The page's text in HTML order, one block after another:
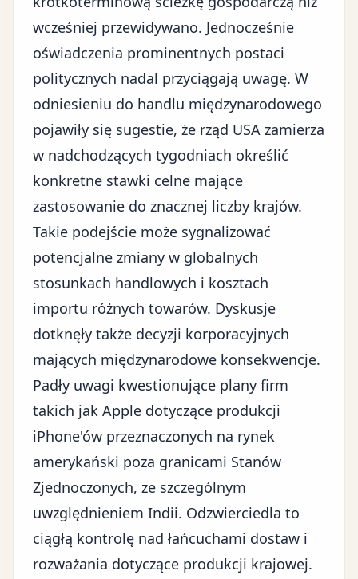
wcześniej przewidywano. Jednocześnie
oświadczenia prominentnych postaci
politycznych nadal przyciągają uwagę. W
odniesieniu do handlu międzynarodowego
pojawiły się sugestie, że rząd USA zamierza
w nadchodzących tygodniach określić
konkretne stawki celne mające
zastosowanie do znacznej liczby krajów.
Takie podejście może sygnalizować
potencjalne zmiany w globalnych
stosunkach handlowych i kosztach
importu różnych towarów. Dyskusje
dotknęły także decyzji korporacyjnych
mających międzynarodowe konsekwencje.
Padły uwagi kwestionujące plany firm
takich jak Apple dotyczące produkcji
iPhone'ów przeznaczonych na rynek
amerykański poza granicami Stanów
Zjednoczonych, ze szczególnym
uwzględnieniem Indii. Odzwierciedla to
ciągłą kontrolę nad łańcuchami dostaw i
rozważania dotyczące produkcji krajowej.